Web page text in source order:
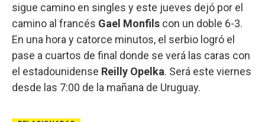
sigue camino en singles y este jueves dejó por el
camino al francés Gael Monfils con un doble 6-3.
En una hora y catorce minutos, el serbio logró el
pase a cuartos de final donde se verá las caras con
el estadounidense Reilly Opelka. Será este viernes
desde las 7:00 de la mañana de Uruguay.